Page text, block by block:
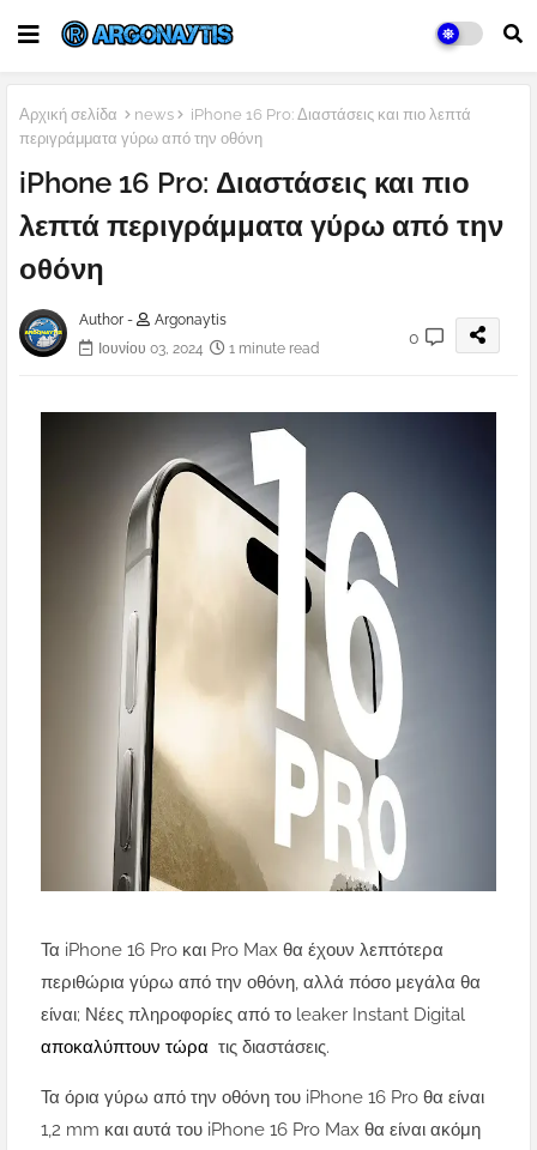
Αρχική σελίδα news
iPhone 16 Pro: Διαστάσεις και πιο λεπτά
περιγράμματα γύρω από την οθόνη
iPhone 16 Pro: Διαστάσεις και πιο
λεπτά περιγράμματα γύρω από την
οθόνη
Author -
Argonaytis
Ιουνίου 03, 2024
1 minute read
0
Τα iPhone 16 Pro και Pro Max θα έχουν λεπτότερα
περιθώρια γύρω από την οθόνη, αλλά πόσο μεγάλα θα
είναι; Νέες πληροφορίες από το leaker Instant Digital
αποκαλύπτουν τώρα τις διαστάσεις.
Τα όρια γύρω από την οθόνη του iPhone 16 Pro θα είναι
1,2 mm και αυτά του iPhone 16 Pro Max θα είναι ακόμη